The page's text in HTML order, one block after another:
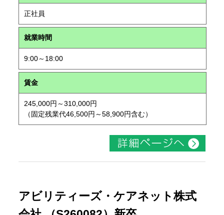
正社員
就業時間
9:00～18:00
賃金
245,000円～310,000円
（固定残業代46,500円～58,900円含む）
アビリティーズ・ケアネット株式